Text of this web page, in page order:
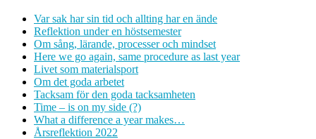
Var sak har sin tid och allting har en ände
Reflektion under en höstsemester
Om sång, lärande, processer och mindset
Here we go again, same procedure as last year
Livet som materialsport
Om det goda arbetet
Tacksam för den goda tacksamheten
Time – is on my side (?)
What a difference a year makes…
Årsreflektion 2022